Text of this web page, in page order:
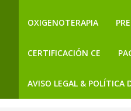
OXIGENOTERAPIA
CERTIFICACIÓN CE
AVISO LEGAL & POLÍTICA